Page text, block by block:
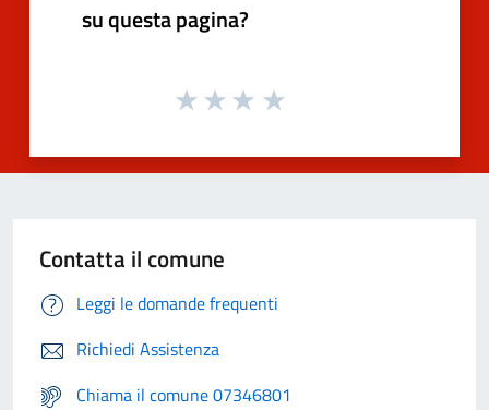
su questa pagina?
Contatta il comune
Leggi le domande frequenti
Richiedi Assistenza
Chiama il comune 07346801